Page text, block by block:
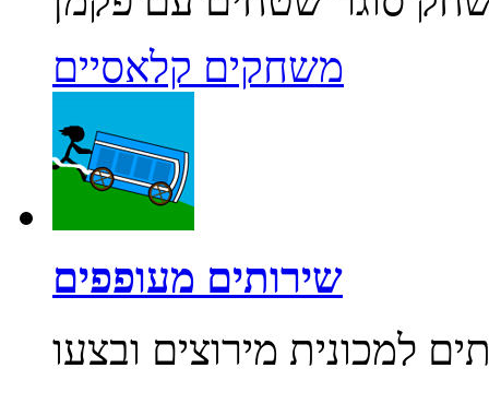
משחקים קלאסיים
שירותים מעופפים